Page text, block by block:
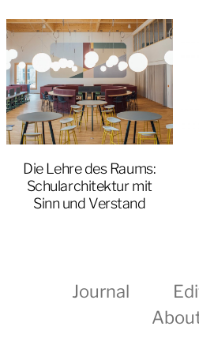
Die Lehre des Raums:
Schularchitektur mit
Sinn und Verstand
Journal